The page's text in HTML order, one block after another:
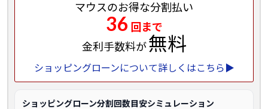
マウスのお得な分割払い
36 回まで
金利手数料が無料
ショッピングローンについて詳しくはこちら▶
ショッピングローン分割回数目安シミュレーション